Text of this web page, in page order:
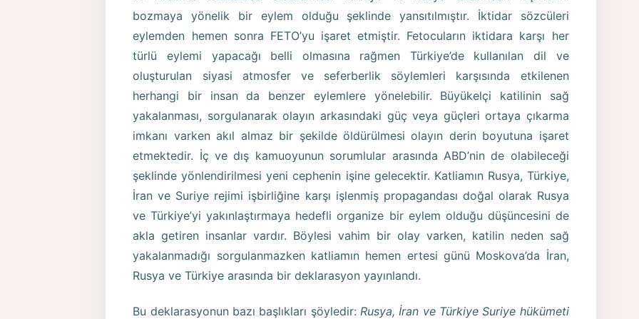
bozmaya yönelik bir eylem olduğu şeklinde yansıtılmıştır. İktidar sözcüleri
eylemden hemen sonra FETO’yu işaret etmiştir. Fetocuların iktidara karşı her
türlü eylemi yapacağı belli olmasına rağmen Türkiye’de kullanılan dil ve
oluşturulan siyasi atmosfer ve seferberlik söylemleri karşısında etkilenen
herhangi bir insan da benzer eylemlere yönelebilir. Büyükelçi katilinin sağ
yakalanması, sorgulanarak olayın arkasındaki güç veya güçleri ortaya çıkarma
imkanı varken akıl almaz bir şekilde öldürülmesi olayın derin boyutuna işaret
etmektedir. İç ve dış kamuoyunun sorumlular arasında ABD’nin de olabileceği
şeklinde yönlendirilmesi yeni cephenin işine gelecektir. Katliamın Rusya, Türkiye,
İran ve Suriye rejimi işbirliğine karşı işlenmiş propagandası doğal olarak Rusya
ve Türkiye’yi yakınlaştırmaya hedefli organize bir eylem olduğu düşüncesini de
akla getiren insanlar vardır. Böylesi vahim bir olay varken, katilin neden sağ
yakalanmadığı sorgulanmazken katliamın hemen ertesi günü Moskova’da İran,
Rusya ve Türkiye arasında bir deklarasyon yayınlandı.
Bu deklarasyonun bazı başlıkları şöyledir: Rusya, İran ve Türkiye Suriye hükümeti